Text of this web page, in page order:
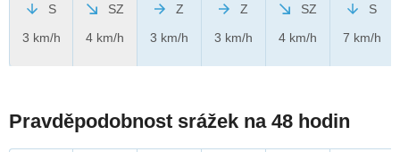
S
3 km/h
SZ
4 km/h
Z
3 km/h
Z
3 km/h
SZ
4 km/h
S
7 km/h
Pravděpodobnost srážek na 48 hodin